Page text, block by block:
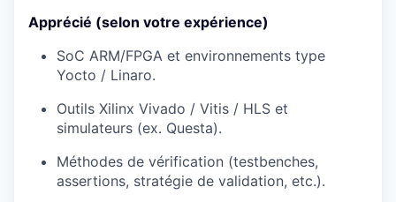
Apprécié (selon votre expérience)
SoC ARM/FPGA et environnements type
Yocto / Linaro.
Outils Xilinx Vivado / Vitis / HLS et
simulateurs (ex. Questa).
Méthodes de vérification (testbenches,
assertions, stratégie de validation, etc.).